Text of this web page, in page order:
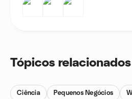
Tópicos relacionados
Ciência Pequenos Negócios